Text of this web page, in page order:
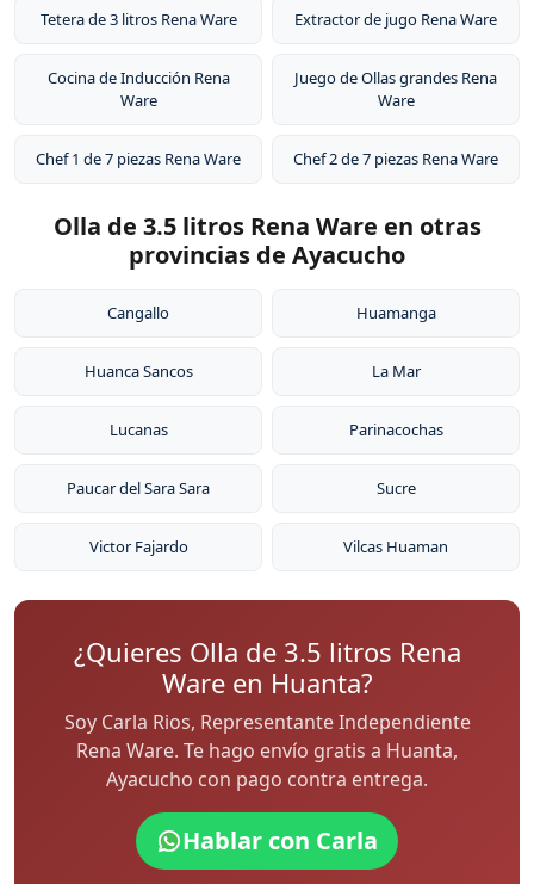
Tetera de 3 litros Rena Ware Extractor de jugo Rena Ware
Cocina de Inducción Rena
Ware
Juego de Ollas grandes Rena
Ware
Chef 1 de 7 piezas Rena Ware Chef 2 de 7 piezas Rena Ware
Olla de 3.5 litros Rena Ware en otras
provincias de Ayacucho
Cangallo Huamanga
Huanca Sancos La Mar
Lucanas Parinacochas
Paucar del Sara Sara Sucre
Victor Fajardo Vilcas Huaman
¿Quieres Olla de 3.5 litros Rena
Ware en Huanta?
Soy Carla Rios, Representante Independiente
Rena Ware. Te hago envío gratis a Huanta,
Ayacucho con pago contra entrega.
Hablar con Carla